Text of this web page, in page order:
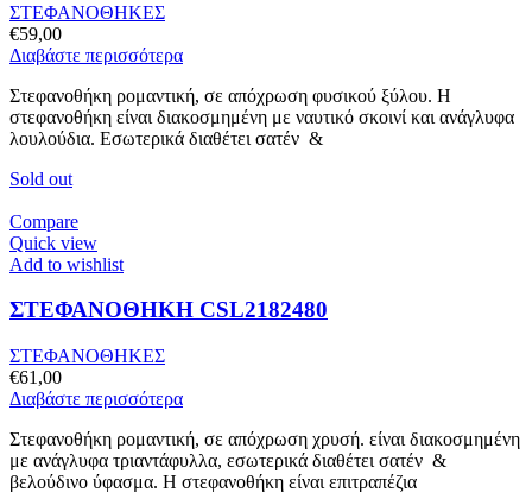
ΣΤΕΦΑΝΟΘΗΚΕΣ
€59,00
Διαβάστε περισσότερα
Στεφανοθήκη ρομαντική, σε απόχρωση φυσικού ξύλου. Η
στεφανοθήκη είναι διακοσμημένη με ναυτικό σκοινί και ανάγλυφα
λουλούδια. Εσωτερικά διαθέτει σατέν &
Sold out
Compare
Quick view
Add to wishlist
ΣΤΕΦΑΝΟΘΗΚΗ CSL2182480
ΣΤΕΦΑΝΟΘΗΚΕΣ
€61,00
Διαβάστε περισσότερα
Στεφανοθήκη ρομαντική, σε απόχρωση χρυσή. είναι διακοσμημένη
με ανάγλυφα τριαντάφυλλα, εσωτερικά διαθέτει σατέν &
βελούδινο ύφασμα. Η στεφανοθήκη είναι επιτραπέζια